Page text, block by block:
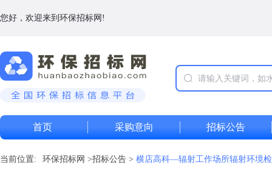
您好，欢迎来到环保招标网!
首页 采购意向 招标公告
当前位置: 环保招标网 >招标公告 > 横店高科—辐射工作场所辐射环境